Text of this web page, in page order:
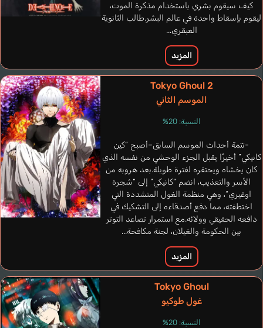
Futoi
Tang Kaiji
إنجليزي
برتغالي
Gen
Fujimaki Daigo
كيف سيقوم بشري باستخدام مذكرة الموت،
ليقوم بإسقاط واحدة في عالم البشر.طالب الثانوية
العبقري...
المزيد
Tokyo Ghoul 2
الموسم الثاني
النسبة: 20%
-تتمة أحداث الموسم السابق–أصبح “كين
كانيكي” أخيرًا يقبل الجزء الوحشي من نفسه الذي
كان يخشاه ويحتقره لفترة طويلة.بعد هروبه من
الأسر والتعذيب، انضم “كانيكي” إلى “شجرة
اوغيري“، وهي منظمة الغول المتشددة التي
اختطفته، مما دفع أصدقاءه إلى التشكيك في
دافعه الحقيقي وولائه.مع استمرار تصاعد التوتر
بين الحكومة والغيلان، لجنة مكافحة...
المزيد
Tokyo Ghoul
غول طوكيو
النسبة: 20%